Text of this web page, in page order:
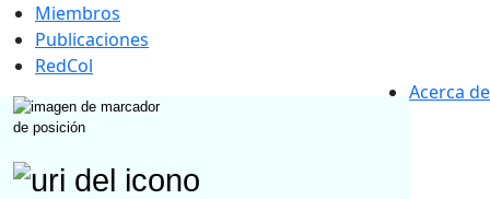
Miembros
Publicaciones
RedCol
Acerca de